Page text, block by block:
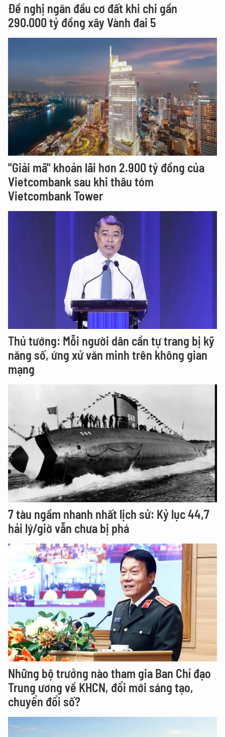
Đề nghị ngăn đầu cơ đất khi chi gần
290.000 tỷ đồng xây Vành đai 5
"Giải mã" khoản lãi hơn 2.900 tỷ đồng của
Vietcombank sau khi thâu tóm
Vietcombank Tower
Thủ tướng: Mỗi người dân cần tự trang bị kỹ
năng số, ứng xử văn minh trên không gian
mạng
7 tàu ngầm nhanh nhất lịch sử: Kỷ lục 44,7
hải lý/giờ vẫn chưa bị phá
Những bộ trưởng nào tham gia Ban Chỉ đạo
Trung ương về KHCN, đổi mới sáng tạo,
chuyển đổi số?